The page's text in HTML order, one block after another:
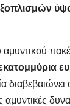
διαβεβαιώνει
αμυντικές